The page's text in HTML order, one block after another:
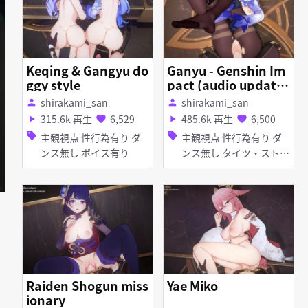
Keqing & Gangyu do
ggy style
person shirakami_san
play_arrow 315.6k 再生 favorite 6,529
sell 主観視点 性行為有り ダ
ンス無し ボイス有り
Ganyu - Genshin Im
pact (audio update
d)
person shirakami_san
play_arrow 485.6k 再生 favorite 6,500
sell 主観視点 性行為有り ダ
ンス無し タイツ・ストッ
キング
Raiden Shogun miss
ionary
Yae Miko